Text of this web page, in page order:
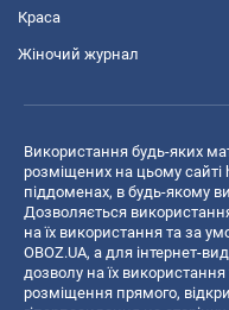
Краса
Жіночий журнал
Використання будь-яких
розміщених на цьому сайті
піддоменах, в будь-якому
Дозволяється
на їх використання та за
OBOZ.UA, а для інтернет-
дозволу на їх
розміщення прямого,